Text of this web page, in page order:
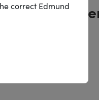
Noircis,
quantity.
correct Edmund